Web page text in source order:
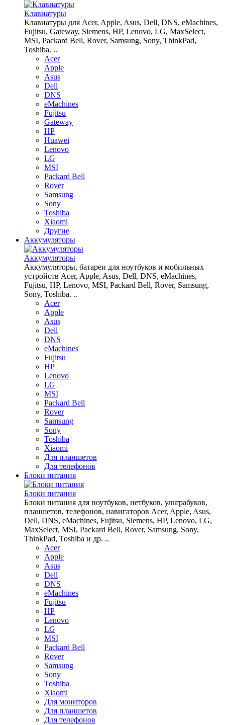
Клавиатуры
Клавиатуры для Acer, Apple, Asus, Dell, DNS, eMachines,
Fujitsu, Gateway, Siemens, HP, Lenovo, LG, MaxSelect,
MSI, Packard Bell, Rover, Samsung, Sony, ThinkPad,
Toshiba. ..
Acer
Apple
Asus
Dell
DNS
eMachines
Fujitsu
Gateway
HP
Huawei
Lenovo
LG
MSI
Packard Bell
Rover
Samsung
Sony
Toshiba
Xiaomi
Другие
Аккумуляторы
Аккумуляторы
Аккумуляторы, батареи для ноутбуков и мобильных
устройств Acer, Apple, Asus, Dell, DNS, eMachines,
Fujitsu, HP, Lenovo, MSI, Packard Bell, Rover, Samsung,
Sony, Toshiba. ..
Acer
Apple
Asus
Dell
DNS
eMachines
Fujitsu
HP
Lenovo
LG
MSI
Packard Bell
Rover
Samsung
Sony
Toshiba
Xiaomi
Для планшетов
Для телефонов
Блоки питания
Блоки питания
Блоки питания для ноутбуков, нетбуков, ультрабуков,
планшетов, телефонов, навигаторов Acer, Apple, Asus,
Dell, DNS, eMachines, Fujitsu, Siemens, HP, Lenovo, LG,
MaxSelect, MSI, Packard Bell, Rover, Samsung, Sony,
ThinkPad, Toshiba и др. ..
Acer
Apple
Asus
Dell
DNS
eMachines
Fujitsu
HP
Lenovo
LG
MSI
Packard Bell
Rover
Samsung
Sony
Toshiba
Xiaomi
Для мониторов
Для планшетов
Для телефонов